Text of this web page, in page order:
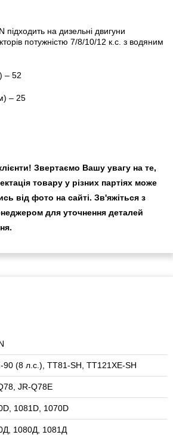
на дизельні двигуни
потужністю 7/8/10/12 к.с. з водяним
– 52
– 25
Звертаємо Вашу увагу на те,
товару у різних партіях може
від фото на сайті. Зв'яжіться з
для уточнення деталей
90 (8 л.с.), TT81-SH, TT121XE-SH
JR-Q78E
1081D, 1070D
1080Д, 1081Д